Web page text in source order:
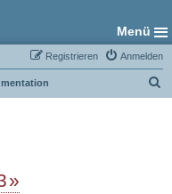
Menü
Anmelden
Registrieren